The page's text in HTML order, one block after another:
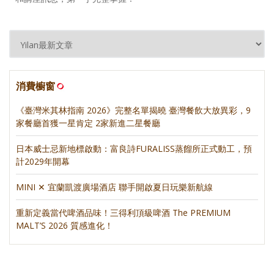
消費櫥窗
《臺灣米其林指南 2026》完整名單揭曉 臺灣餐飲大放異彩，9
家餐廳首獲一星肯定 2家新進二星餐廳
日本威士忌新地標啟動：富良詩FURALISS蒸餾所正式動工，預
計2029年開幕
MINI ✕ 宜蘭凱渡廣場酒店 聯手開啟夏日玩樂新航線
重新定義當代啤酒品味！三得利頂級啤酒 The PREMIUM
MALT’S 2026 質感進化！